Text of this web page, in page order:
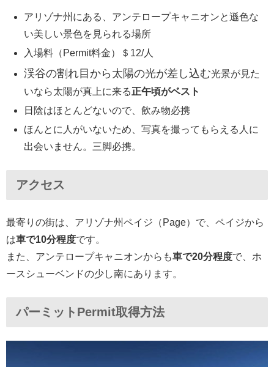
アリゾナ州にある、アンテロープキャニオンと遜色な
い美しい景色を見られる場所
入場料（Permit料金）＄12/人
渓谷の割れ目から太陽の光が差し込む光景が見た
いなら太陽が真上に来る正午頃がベスト
日陰はほとんどないので、飲み物必携
ほんとに人がいないため、写真を撮ってもらえる人に
出会いません。三脚必携。
アクセス
最寄りの街は、アリゾナ州ペイジ（Page）で、ペイジから
は車で10分程度です。
また、アンテロープキャニオンからも車で20分程度で、ホ
ースシューベンドの少し南にあります。
パーミットPermit取得方法